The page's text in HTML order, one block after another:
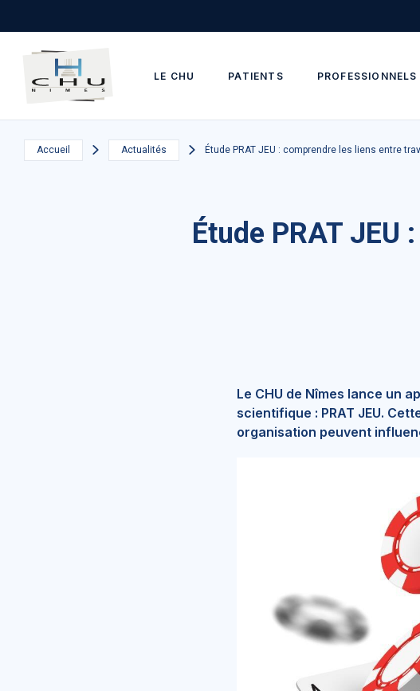
LE CHU PATIENTS PROFESSIONNELS
Accueil Actualités Étude PRAT JEU : comprendre les liens entre
Étude PRAT
Le CHU de Nîmes lance un
scientifique : PRAT JEU.
organisation peuvent